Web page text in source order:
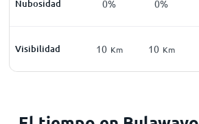
Nubosidad 0% 0%
Visibilidad 10 Km 10 Km